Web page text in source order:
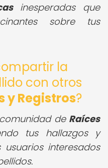
inesperadas que
sobre tus
la
con otros
y Registros?
de Raíces
tus hallazgos y
interesados